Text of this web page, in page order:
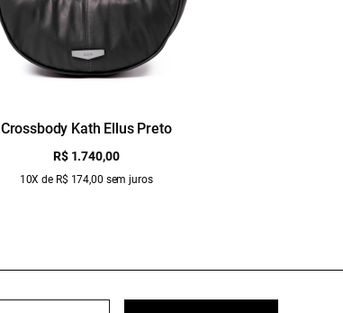
Crossbody Kath Ellus Preto
R$ 1.740,00
10X de R$ 174,00 sem juros